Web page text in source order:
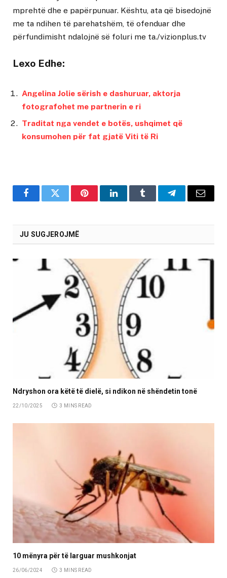
mprehtë dhe e papërpunuar. Kështu, ata që bisedojnë
me ta ndihen të parehatshëm, të ofenduar dhe
përfundimisht ndalojnë së foluri me ta./vizionplus.tv
Lexo Edhe:
Angelina Jolie sërish e dashuruar, aktorja
fotografohet me partnerin e ri
Traditat nga vendet e botës, ushqimet që
konsumohen për fat gjatë Viti të Ri
FacebookTwitter PinterestLinkedInTumblr TelegramEmail
JU SUGJEROJMË
Ndryshon ora këtë të dielë, si ndikon në shëndetin tonë
22/10/2025 3 MINS READ
10 mënyra për të larguar mushkonjat
26/06/2024 3 MINS READ